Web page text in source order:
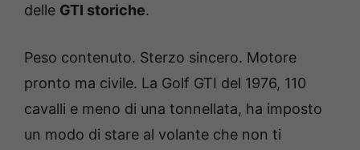
delle GTI storiche.
Peso contenuto. Sterzo sincero. Motore
pronto ma civile. La Golf GTI del 1976, 110
cavalli e meno di una tonnellata, ha imposto
un modo di stare al volante che non ti